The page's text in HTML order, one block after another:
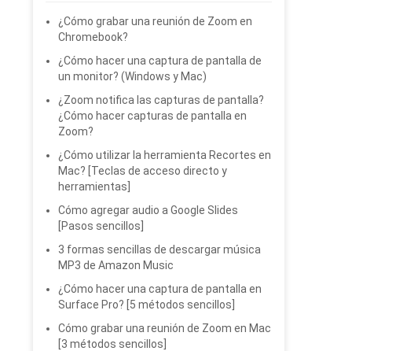
¿Cómo grabar una reunión de Zoom en
Chromebook?
¿Cómo hacer una captura de pantalla de
un monitor? (Windows y Mac)
¿Zoom notifica las capturas de pantalla?
¿Cómo hacer capturas de pantalla en
Zoom?
¿Cómo utilizar la herramienta Recortes en
Mac? [Teclas de acceso directo y
herramientas]
Cómo agregar audio a Google Slides
[Pasos sencillos]
3 formas sencillas de descargar música
MP3 de Amazon Music
¿Cómo hacer una captura de pantalla en
Surface Pro? [5 métodos sencillos]
Cómo grabar una reunión de Zoom en Mac
[3 métodos sencillos]